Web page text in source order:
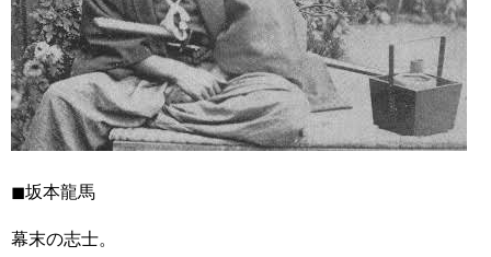
◼︎坂本龍馬
幕末の志士。